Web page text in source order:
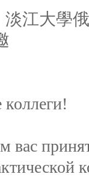
淡江大學
вас